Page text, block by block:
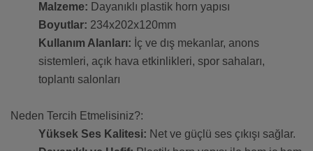
Malzeme: Dayanıklı plastik horn yapısı
Boyutlar: 234x202x120mm
Kullanım Alanları: İç ve dış mekanlar, anons
sistemleri, açık hava etkinlikleri, spor sahaları,
toplantı salonları
Neden Tercih Etmelisiniz?:
Yüksek Ses Kalitesi: Net ve güçlü ses çıkışı sağlar.